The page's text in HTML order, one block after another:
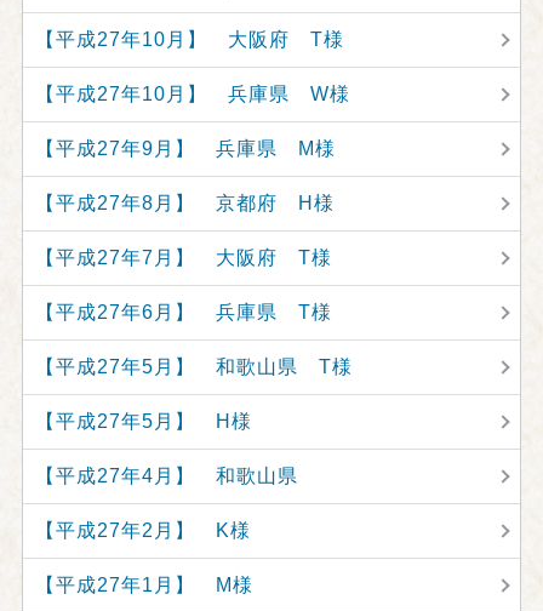
【平成27年10月】 大阪府 T様
【平成27年10月】 兵庫県 W様
【平成27年9月】 兵庫県 M様
【平成27年8月】 京都府 H様
【平成27年7月】 大阪府 T様
【平成27年6月】 兵庫県 T様
【平成27年5月】 和歌山県 T様
【平成27年5月】 H様
【平成27年4月】 和歌山県
【平成27年2月】 K様
【平成27年1月】 M様